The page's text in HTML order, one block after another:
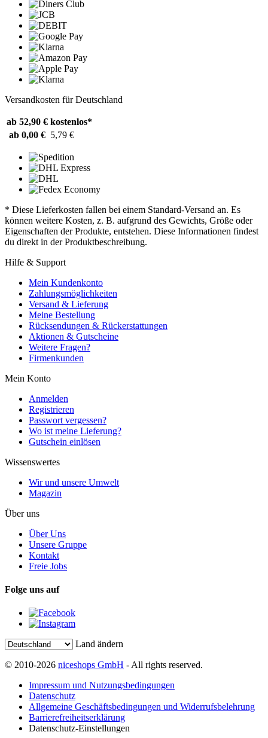
Versandkosten für Deutschland
ab 52,90 € kostenlos*
ab 0,00 € 5,79 €
* Diese Lieferkosten fallen bei einem Standard-Versand an. Es
können weitere Kosten, z. B. aufgrund des Gewichts, Größe oder
Eigenschaften der Produkte, entstehen. Diese Informationen findest
du direkt in der Produktbeschreibung.
Hilfe & Support
Mein Kundenkonto
Zahlungsmöglichkeiten
Versand & Lieferung
Meine Bestellung
Rücksendungen & Rückerstattungen
Aktionen & Gutscheine
Weitere Fragen?
Firmenkunden
Mein Konto
Anmelden
Registrieren
Passwort vergessen?
Wo ist meine Lieferung?
Gutschein einlösen
Wissenswertes
Wir und unsere Umwelt
Magazin
Über uns
Über Uns
Unsere Gruppe
Kontakt
Freie Jobs
Folge uns auf
Land ändern
© 2010-2026 niceshops GmbH - All rights reserved.
Impressum und Nutzungsbedingungen
Datenschutz
Allgemeine Geschäftsbedingungen und Widerrufsbelehrung
Barrierefreiheitserklärung
Datenschutz-Einstellungen